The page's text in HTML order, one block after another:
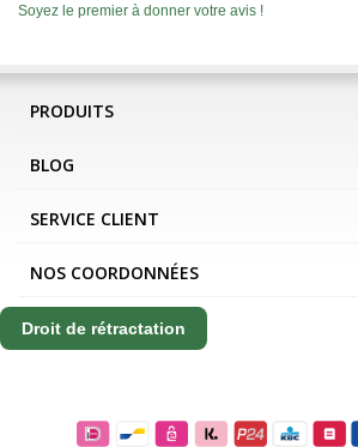
Soyez le premier à donner votre avis !
PRODUITS
BLOG
SERVICE CLIENT
NOS COORDONNÉES
Droit de rétractation